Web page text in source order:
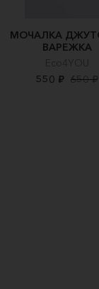
МОЧАЛКА
ВАРЕЖКА
Eco4YOU
550 ₽ 650 ₽